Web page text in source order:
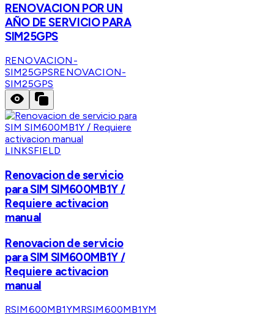
RENOVACION POR UN
AÑO DE SERVICIO PARA
SIM25GPS
RENOVACION-
SIM25GPSRENOVACION-
SIM25GPS
LINKSFIELD
Renovacion de servicio
para SIM SIM600MB1Y /
Requiere activacion
manual
Renovacion de servicio
para SIM SIM600MB1Y /
Requiere activacion
manual
RSIM600MB1YMRSIM600MB1YM